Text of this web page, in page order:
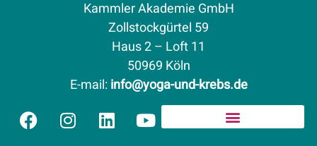
Kammler Akademie GmbH
Zollstockgürtel 59
Haus 2 – Loft 11
50969 Köln
E-mail:info@yoga-und-krebs.de